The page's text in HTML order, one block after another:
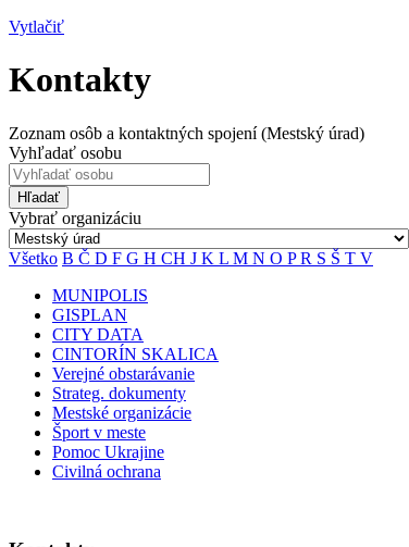
Vytlačiť
Kontakty
Zoznam osôb a kontaktných spojení (Mestský úrad)
Vyhľadať osobu
Hľadať
Vybrať organizáciu
Všetko B Č D F G H CH J K L M N O PR S Š T V
MUNIPOLIS
GISPLAN
CITY DATA
CINTORÍN SKALICA
Verejné obstarávanie
Strateg. dokumenty
Mestské organizácie
Šport v meste
Pomoc Ukrajine
Civilná ochrana